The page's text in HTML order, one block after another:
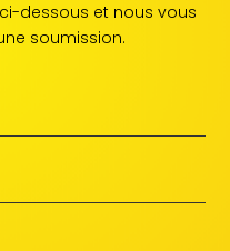
dessous et nous vous
soumission.